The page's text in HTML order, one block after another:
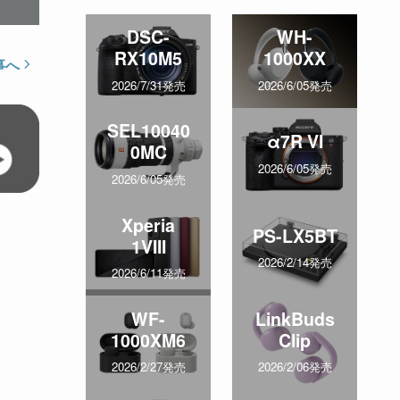
へ
DSC-
RX10M5
2026/7/31発売
WH-
1000XX
2026/6/05発売
SEL10040
0MC
2026/6/05発売
α7R VI
2026/6/05発売
Xperia
1VIII
2026/6/11発売
PS-LX5BT
2026/2/14発売
WF-
1000XM6
2026/2/27発売
LinkBuds
Clip
2026/2/06発売